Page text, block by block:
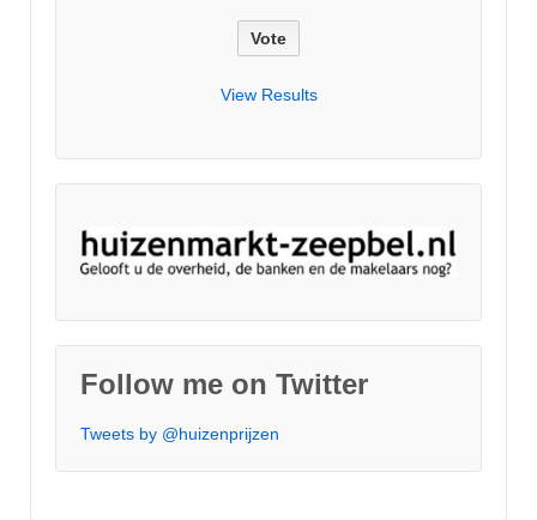
View Results
Follow me on Twitter
Tweets by @huizenprijzen